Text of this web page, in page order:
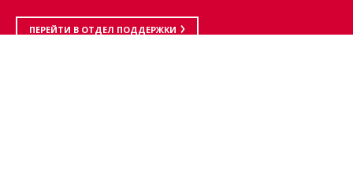
ПЕРЕЙТИ В ОТДЕЛ ПОДДЕРЖКИ